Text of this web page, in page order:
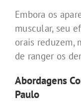
Embora os
muscular, seu
orais reduzem,
de ranger os
Abordagens
Paulo